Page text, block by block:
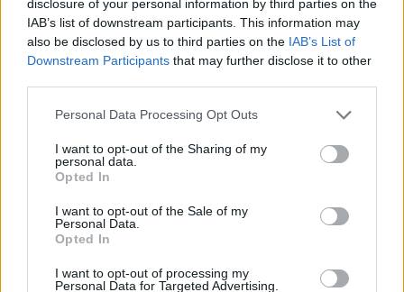
disclosure of your personal information by third parties on the
IAB’s list of downstream participants. This information may
also be disclosed by us to third parties on the IAB’s List of
Downstream Participants that may further disclose it to other
Personal Data Processing Opt Outs
I want to opt-out of the Sharing of my
personal data.
Opted In
I want to opt-out of the Sale of my
Personal Data.
Opted In
I want to opt-out of processing my
Personal Data for Targeted Advertising.
ἐτρύφησα, ἤ εὐτράπελα ἐλάλησα, ἤ ἀφρόνως
ἐγέλασα ἤ ἐκενοδόξησα ἤ ὑπερηφανευσάμην
ἤ κάλλος μάταιον ἐθεασάμην καί ὑπ᾿ αὐτοῦ
ἠθέλχθην τόν νοῦν ἤ τά μή δέοντα
ἐφλυάρησα, ἤ τό ἐλάττωμα τοῦ ἀδελφοῦ μου
περιεργασάμην καί κατέκρινα αὐτόν καί τά
ἐμαυτοῦ ἀναρίθμητα ἐλαττώματα
παραβλεψάμην, εἴτε τῆς προσευχῆς μου
ταῦτα πάντα καί ἄλλα ἅπερ ἔπραττα καί οὐ